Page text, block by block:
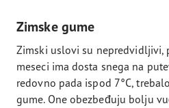
Zimske gume
Zimski uslovi su nepredvidljivi,
meseci ima dosta snega na
redovno pada ispod 7°C,
gume. One obezbeđuju bolju